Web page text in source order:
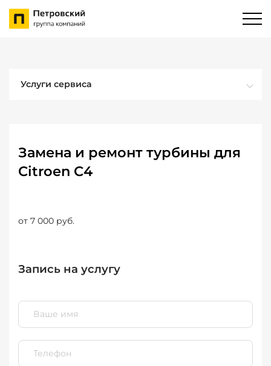
Услуги сервиса
Замена и ремонт турбины для
Citroen C4
от 7 000 руб.
Запись на услугу